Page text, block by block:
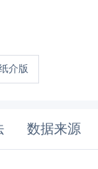
介版
数据来源